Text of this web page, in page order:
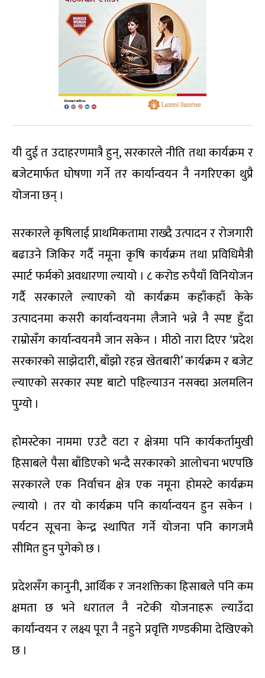
यी दुई त उदाहरणमात्रै हुन्, सरकारले नीति तथा कार्यक्रम र
बजेटमार्फत घोषणा गर्ने तर कार्यान्वयन नै नगरिएका थुप्रै
योजना छन् ।
सरकारले कृषिलाई प्राथमिकतामा राख्दै उत्पादन र रोजगारी
बढाउने जिकिर गर्दै नमूना कृषि कार्यक्रम तथा प्रविधिमैत्री
स्मार्ट फर्मको अवधारणा ल्यायो । ८ करोड रुपैयाँ विनियोजन
गर्दै सरकारले ल्याएको यो कार्यक्रम कहाँकहाँ केके
उत्पादनमा कसरी कार्यान्वयनमा लैजाने भन्ने नै स्पष्ट हुँदा
राम्रोसँग कार्यान्वयनमै जान सकेन । मीठो नारा दिएर ‘प्रदेश
सरकारको साझेदारी, बाँझो रहन्न खेतबारी’ कार्यक्रम र बजेट
ल्याएको सरकार स्पष्ट बाटो पहिल्याउन नसक्दा अलमलिन
पुग्यो ।
होमस्टेका नाममा एउटै वटा र क्षेत्रमा पनि कार्यकर्तामुखी
हिसाबले पैसा बाँडिएको भन्दै सरकारको आलोचना भएपछि
सरकारले एक निर्वाचन क्षेत्र एक नमूना होमस्टे कार्यक्रम
ल्यायो । तर यो कार्यक्रम पनि कार्यान्वयन हुन सकेन ।
पर्यटन सूचना केन्द्र स्थापित गर्ने योजना पनि कागजमै
सीमित हुन पुगेको छ ।
प्रदेशसँग कानुनी, आर्थिक र जनशक्तिका हिसाबले पनि कम
क्षमता छ भने धरातल नै नटेकी योजनाहरू ल्याउँदा
कार्यान्वयन र लक्ष्य पूरा नै नहुने प्रवृत्ति गण्डकीमा देखिएको
छ ।